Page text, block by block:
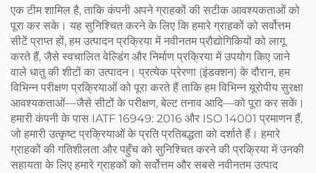
एक टीम शामिल है, ताकि कंपनी अपने ग्राहकों की सटीक आवश्यकताओं को
पूरा कर सके। यह सुनिश्चित करने के लिए कि हमारे ग्राहकों को सर्वोत्तम
सीटें प्राप्त हों, हम उत्पादन प्रक्रिया में नवीनतम प्रौद्योगिकियों को लागू
करते हैं, जैसे स्वचालित वेल्डिंग और निर्माण प्रक्रिया में उपयोग किए जाने
वाले धातु की शीटों का उत्पादन। प्रत्येक प्रेरणा (इंडक्शन) के दौरान, हम
विभिन्न परीक्षण प्रक्रियाओं को पूरा करते हैं ताकि हम विभिन्न यूरोपीय सुरक्षा
आवश्यकताओं—जैसे सीटों के परीक्षण, बेल्ट तनाव आदि—को पूरा कर सकें।
हमारी कंपनी के पास IATF 16949: 2016 और ISO 14001 प्रमाणन हैं,
जो हमारी उत्कृष्ट प्रक्रियाओं के प्रति प्रतिबद्धता को दर्शाते हैं। हमारे
ग्राहकों की गतिशीलता और पहुँच को सुनिश्चित करने की प्रक्रिया में उनकी
सहायता के लिए हमारे ग्राहकों को सर्वोत्तम और सबसे नवीनतम उत्पाद